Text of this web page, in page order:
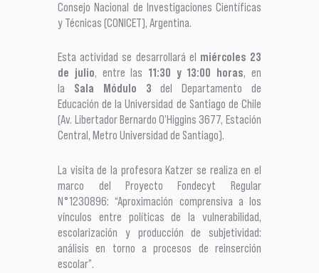
Consejo Nacional de Investigaciones Científicas
y Técnicas (CONICET), Argentina.
Esta actividad se desarrollará el miércoles 23
de julio, entre las 11:30 y 13:00 horas, en
la Sala Módulo 3 del Departamento de
Educación de la Universidad de Santiago de Chile
(Av. Libertador Bernardo O’Higgins 3677, Estación
Central, Metro Universidad de Santiago).
La visita de la profesora Katzer se realiza en el
marco del Proyecto Fondecyt Regular
N°1230896: “Aproximación comprensiva a los
vínculos entre políticas de la vulnerabilidad,
escolarización y producción de subjetividad:
análisis en torno a procesos de reinserción
escolar”.